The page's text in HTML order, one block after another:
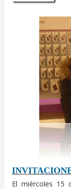
El miércoles 15